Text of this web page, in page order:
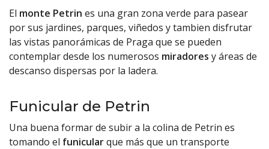
El monte Petrin es una gran zona verde para pasear
por sus jardines, parques, viñedos y tambien disfrutar
las vistas panorámicas de Praga que se pueden
contemplar desde los numerosos miradores y áreas de
descanso dispersas por la ladera.
Funicular de Petrin
Una buena formar de subir a la colina de Petrin es
tomando el funicularque más que un transporte